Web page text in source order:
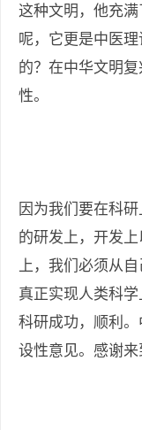
这种文明，他充
呢，它更是中医
的？在中华文明
性。
因为我们要在科
的研发上，开发
上，我们必须从
真正实现人类科
科研成功，顺利
设性意见。感谢来